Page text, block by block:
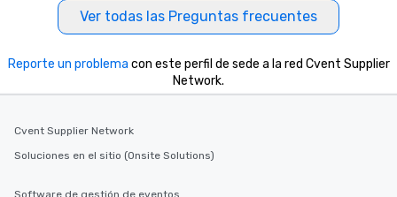
Ver todas las Preguntas frecuentes
Reporte un problema con este perfil de sede a la red Cvent Supplier
Network.
Cvent Supplier Network
Soluciones en el sitio (Onsite Solutions)
Software de gestión de eventos